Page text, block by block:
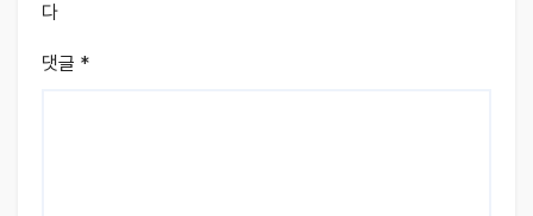
다
댓글 *